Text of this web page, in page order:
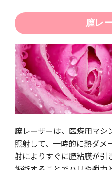
膣レ
膣レーザーは、医療用マシ
照射して、一時的に熱ダメ
射によりすぐに膣粘膜が引